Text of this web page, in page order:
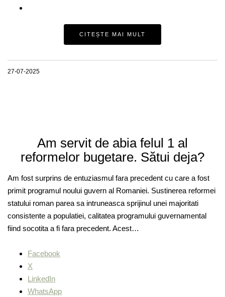
CITEȘTE MAI MULT
27-07-2025
Am servit de abia felul 1 al
reformelor bugetare. Sătui deja?
Am fost surprins de entuziasmul fara precedent cu care a fost
primit programul noului guvern al Romaniei. Sustinerea reformei
statului roman parea sa intruneasca sprijinul unei majoritati
consistente a populatiei, calitatea programului guvernamental
fiind socotita a fi fara precedent. Acest…
Facebook
X
LinkedIn
WhatsApp